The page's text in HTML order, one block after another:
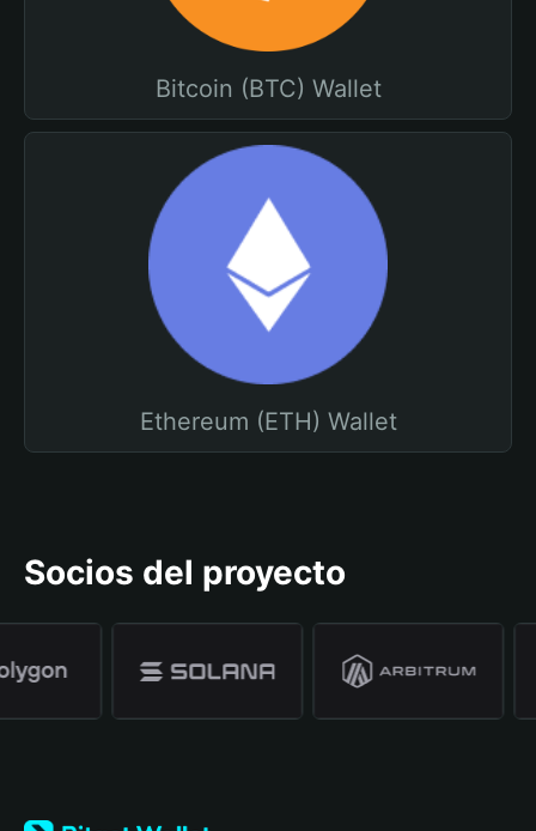
Bitcoin (BTC) Wallet
Ethereum (ETH) Wallet
Socios del proyecto